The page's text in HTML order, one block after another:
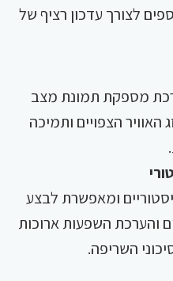
לצורך עדכון רציף של
מספקת תמונת מצב
הצפויים ותמיכה
ומאפשרת לבצע
והערכת השפעות ארוכות
השריפה.